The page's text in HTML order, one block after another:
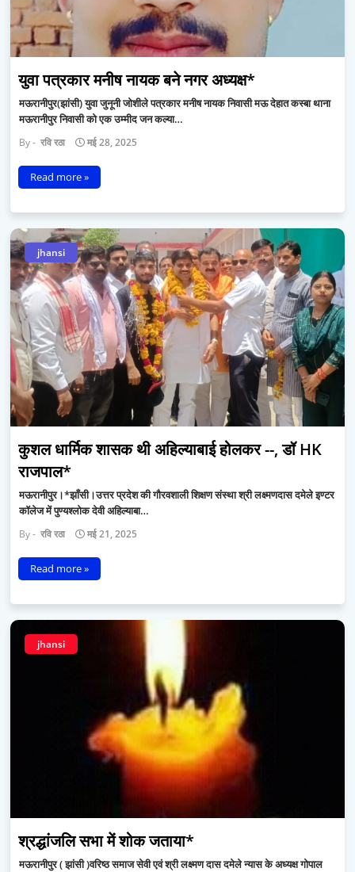
युवा पत्रकार मनीष नायक बने नगर अध्यक्ष*
मऊरानीपुर(झांसी) युवा जुनूनी जोशीले पत्रकार मनीष नायक निवासी मऊ देहात कस्बा थाना
मऊरानीपुर निवासी को एक उम्मीद जन कल्या…
रवि रठा मई 28, 2025
Read more »
jhansi
कुशल धार्मिक शासक थी अहिल्याबाई होलकर --, डॉ HK
राजपाल*
मऊरानीपुर।*झाँसी।उत्तर प्रदेश की गौरवशाली शिक्षण संस्था श्री लक्ष्मणदास दमेले इण्टर
कॉलेज में पुण्यश्लोक देवी अहिल्याबा…
रवि रठा मई 21, 2025
Read more »
jhansi
श्रद्धांजलि सभा में शोक जताया*
मऊरानीपुर ( झांसी )वरिष्ठ समाज सेवी एवं श्री लक्ष्मण दास दमेले न्यास के अध्यक्ष गोपाल